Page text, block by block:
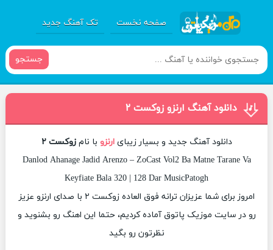
صفحه نخست تک آهنگ جدید
جستجو
دانلود آهنگ ارنزو زوکست ۲
دانلود آهنگ جدید و بسیار زیبایارنزو با نامزوکست ۲
Danlod Ahanage Jadid Arenzo – ZoCast Vol2 Ba Matne Tarane Va
Keyfiate Bala 320 | 128 Dar MusicPatogh
امروز برای شما عزیزان ترانه فوق العاده زوکست ۲ با صدای ارنزو عزیز
رو در سایت موزیک پاتوق آماده کردیم، حتما این اهنگ رو بشنوید و
نظرتون رو بگید